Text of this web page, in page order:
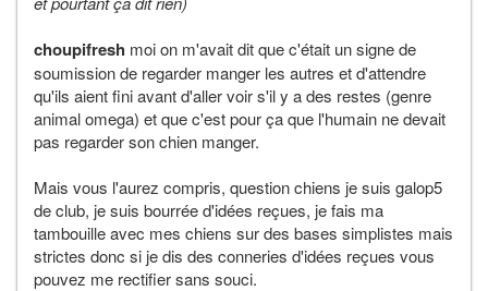
choupifresh moi on m'avait dit que c'était un signe de
soumission de regarder manger les autres et d'attendre
qu'ils aient fini avant d'aller voir s'il y a des restes (genre
animal omega) et que c'est pour ça que l'humain ne devait
pas regarder son chien manger.
Mais vous l'aurez compris, question chiens je suis galop5
de club, je suis bourrée d'idées reçues, je fais ma
tambouille avec mes chiens sur des bases simplistes mais
strictes donc si je dis des conneries d'idées reçues vous
pouvez me rectifier sans souci.